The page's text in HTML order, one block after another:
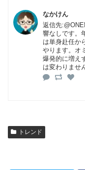
なかけん
返信先
響なしです。
は単身赴任か
やります。オ
爆発的に増え
は変わりま
トレンド